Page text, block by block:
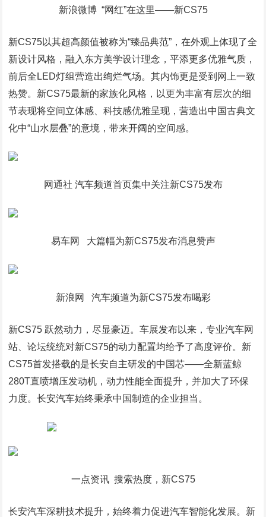
新浪微博 “网红”在这里——新CS75
新CS75以其超高颜值被称为“臻品典范”，在外观上体现了全
新设计风格，融入东方美学设计理念，平添更多优雅气质，
前后全LED灯组营造出绚烂气场。其内饰更是受到网上一致
热赞。新CS75最新的家族化风格，以更为丰富有层次的细
节表现将空间立体感、科技感优雅呈现，营造出中国古典文
化中“山水层叠”的意境，带来开阔的空间感。
网通社 汽车频道首页集中关注新CS75发布
易车网 大篇幅为新CS75发布消息赞声
新浪网 汽车频道为新CS75发布喝彩
新CS75 跃然动力，尽显豪迈。车展发布以来，专业汽车网
站、论坛统统对新CS75的动力配置均给予了高度评价。新
CS75首发搭载的是长安自主研发的中国芯——全新蓝鲸
280T直喷增压发动机，动力性能全面提升，并加大了环保
力度。长安汽车始终秉承中国制造的企业担当。
一点资讯 搜索热度，新CS75
长安汽车深耕技术提升，始终着力促进汽车智能化发展。新